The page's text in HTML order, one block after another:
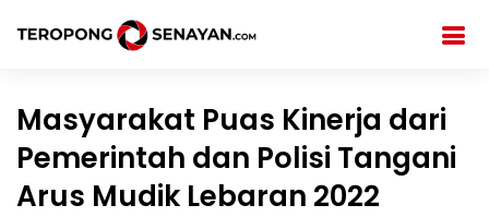
Masyarakat Puas Kinerja dari
Pemerintah dan Polisi Tangani
Arus Mudik Lebaran 2022